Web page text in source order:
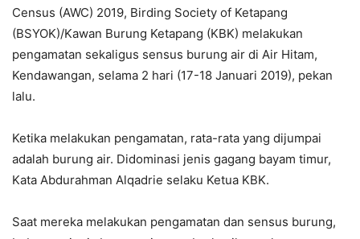
Census (AWC) 2019, Birding Society of Ketapang
(BSYOK)/Kawan Burung Ketapang (KBK) melakukan
pengamatan sekaligus sensus burung air di Air Hitam,
Kendawangan, selama 2 hari (17-18 Januari 2019), pekan
lalu.
Ketika melakukan pengamatan, rata-rata yang dijumpai
adalah burung air. Didominasi jenis gagang bayam timur,
Kata Abdurahman Alqadrie selaku Ketua KBK.
Saat mereka melakukan pengamatan dan sensus burung,